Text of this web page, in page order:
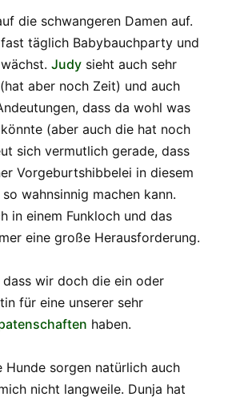
die schwangeren Damen auf.
fast täglich Babybauchparty und
Judy sieht auch sehr
aber noch Zeit) und auch
dass da wohl was
(aber auch die hat noch
sich vermutlich gerade, dass
Vorgeburtshibbelei in diesem
wahnsinnig machen kann.
in einem Funkloch und das
eine große Herausforderung.
dass wir doch die ein oder
für eine unserer sehr
haben.
sorgen natürlich auch
nicht langweile. Dunja hat